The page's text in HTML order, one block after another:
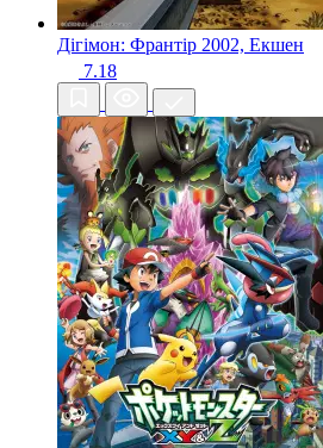
Дігімон: Франтір 2002, Екшен
7.18